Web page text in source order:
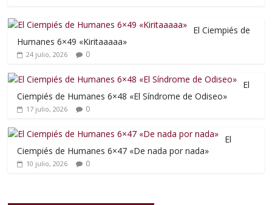
El Ciempiés de
Humanes 6×49 «Kiritaaaaa»
24 julio, 2026 0
El
Ciempiés de Humanes 6×48 «El Síndrome de Odiseo»
17 julio, 2026 0
El
Ciempiés de Humanes 6×47 «De nada por nada»
10 julio, 2026 0